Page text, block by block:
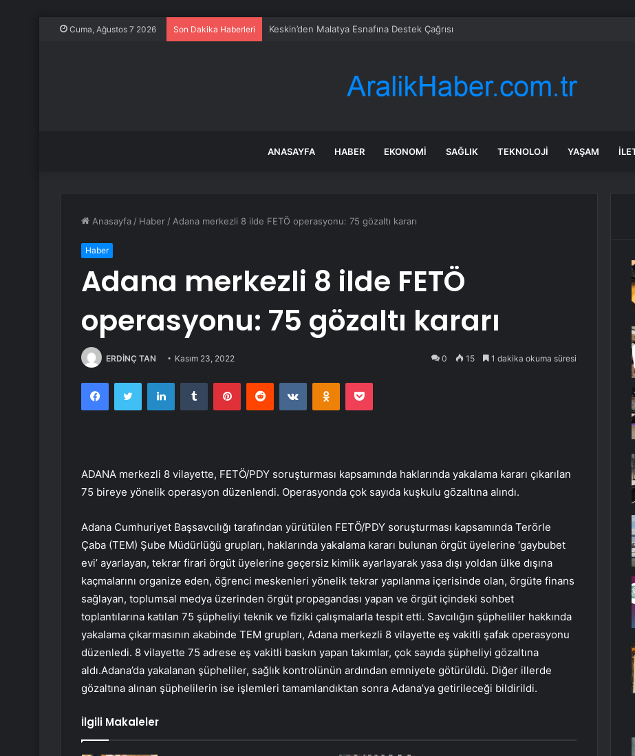
Cuma, Ağustos 7 2026 Son Dakika Haberleri Keskin’den Malatya Esnafına Destek Çağrısı
ANASAYFA HABER EKONOMI SAĞLIK TEKNOLOJI YAŞAM
Anasayfa / Haber / Adana merkezli 8 ilde FETÖ operasyonu: 75 gözaltı kararı
Haber
Adana merkezli 8 ilde FETÖ
operasyonu: 75 gözaltı kararı
ERDİNÇ TAN Kasım 23, 2022 0 15 1 dakika okuma süresi
FacebookTwitter LinkedInTumblr PinterestReddit VKontakteOdnoklassniki
Pocket
ADANA merkezli 8 vilayette, FETÖ/PDY soruşturması kapsamında haklarında yakalama kararı çıkarılan
75 bireye yönelik operasyon düzenlendi. Operasyonda çok sayıda kuşkulu gözaltına alındı.
Adana Cumhuriyet Başsavcılığı tarafından yürütülen FETÖ/PDY soruşturması kapsamında Terörle
Çaba (TEM) Şube Müdürlüğü grupları, haklarında yakalama kararı bulunan örgüt üyelerine ‘gaybubet
evi’ ayarlayan, tekrar firari örgüt üyelerine geçersiz kimlik ayarlayarak yasa dışı yoldan ülke dışına
kaçmalarını organize eden, öğrenci meskenleri yönelik tekrar yapılanma içerisinde olan, örgüte finans
sağlayan, toplumsal medya üzerinden örgüt propagandası yapan ve örgüt içindeki sohbet
toplantılarına katılan 75 şüpheliyi teknik ve fiziki çalışmalarla tespit etti. Savcılığın şüpheliler hakkında
yakalama çıkarmasının akabinde TEM grupları, Adana merkezli 8 vilayette eş vakitli şafak operasyonu
düzenledi. 8 vilayette 75 adrese eş vakitli baskın yapan takımlar, çok sayıda şüpheliyi gözaltına
aldı.Adana’da yakalanan şüpheliler, sağlık kontrolünün ardından emniyete götürüldü. Diğer illerde
gözaltına alınan şüphelilerin ise işlemleri tamamlandıktan sonra Adana’ya getirileceği bildirildi.
İlgili Makaleler